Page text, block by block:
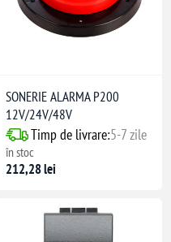
SONERIE ALARMA P200
12V/24V/48V
Timp de livrare:5-7 zile
în stoc
212,28 lei